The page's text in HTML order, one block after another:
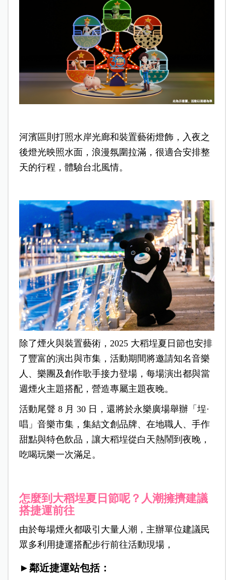
河濱區則打照水岸光廊和裝置藝術燈飾，入夜之
後燈光映照水面，浪漫氛圍拉滿，很適合安排整
天的行程，體驗台北風情。
除了煙火與裝置藝術，2025 大稻埕夏日節也安排
了豐富的演出與市集，活動期間將邀請知名音樂
人、樂團及創作歌手接力登場，每場演出都與當
週煙火主題搭配，營造專屬主題夜晚。
活動尾聲 8 月 30 日，還將於永樂廣場舉辦「埕·
唱」音樂市集，集結文創品牌、在地職人、手作
甜點與特色飲品，讓大稻埕從白天熱鬧到夜晚，
吃喝玩樂一次滿足。
怎麼到大稻埕夏日節呢？人潮擁擠建議
搭捷運前往
由於每場煙火都吸引大量人潮，主辦單位建議民
眾多利用捷運搭配步行前往活動現場，
►鄰近捷運站包括：